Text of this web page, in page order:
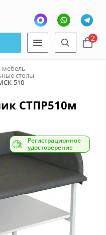
2
мебель
столы
510
СТПР510м
Регистрационное
удостоверение